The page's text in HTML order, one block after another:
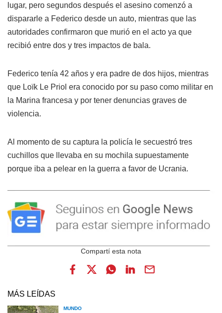
lugar, pero segundos después el asesino comenzó a
dispararle a Federico desde un auto, mientras que las
autoridades confirmaron que murió en el acto ya que
recibió entre dos y tres impactos de bala.
Federico tenía 42 años y era padre de dos hijos, mientras
que Loïk Le Priol era conocido por su paso como militar en
la Marina francesa y por tener denuncias graves de
violencia.
Al momento de su captura la policía le secuestró tres
cuchillos que llevaba en su mochila supuestamente
porque iba a pelear en la guerra a favor de Ucrania.
MÁS LEÍDAS
MUNDO